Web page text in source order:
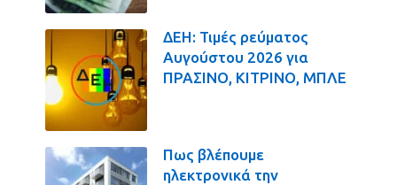
ΔΕΗ: Τιμές ρεύματος
Αυγούστου 2026 για
ΠΡΑΣΙΝΟ, ΚΙΤΡΙΝΟ, ΜΠΛΕ
Πως βλέπουμε
ηλεκτρονικά την